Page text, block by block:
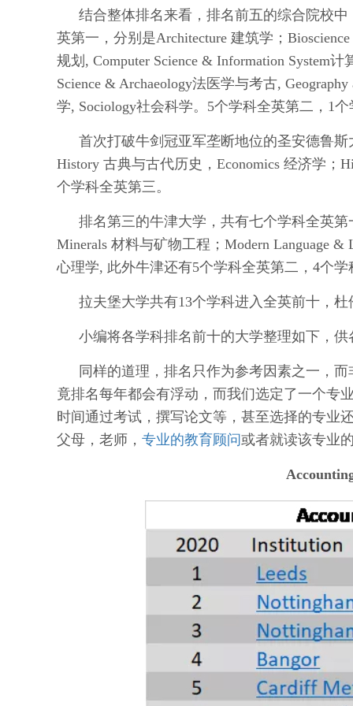
结合整体排名来看，排名前五的综合院校
英第一，分别是Architecture 建筑学；
规划, Computer Science & Information System
Science & Archaeology法医学与考古,
学, Sociology社会科学。5个学科全英第二，1
首次打破牛剑冠亚军垄断地位的圣安德鲁斯
History 古典与古代历史，Economics 经济学；
个学科全英第三。
排名第三的牛津大学，共有七个学科全英第
Minerals 材料与矿物工程；Modern Language
心理学, 此外牛津还有5个学科全英第二，4个
拉夫堡大学共有13个学科进入全英前十，
小编将各学科排名前十的大学整理如下，供
同样的道理，排名只作为参考因素之一，
竟排名每年都会有浮动，而我们选定了一个专
时间通过考试，撰写论文等，甚至选择的专业
父母，老师， 专业的教育顾问或者就读该专业